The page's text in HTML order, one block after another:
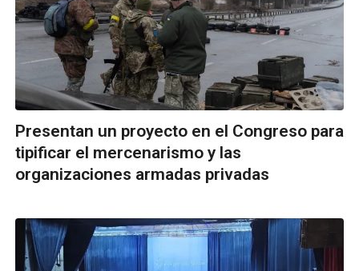
Presentan un proyecto en el Congreso para
tipificar el mercenarismo y las
organizaciones armadas privadas